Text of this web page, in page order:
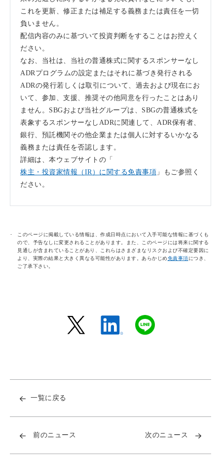
これを更新、修正または補足する義務または責任を一切
負いません。
配信内容のみに基づいて投資判断をすることはお控えく
ださい。
なお、当社は、当社の普通株式に関するスポンサーなし
ADRプログラムの設定またはそれに基づき発行される
ADRの発行若しくは取引について、過去および現在にお
いて、参加、支援、推奨その他同意を行ったことはあり
ません。SBGおよび当社グループは、SBGの普通株式を
表象するスポンサーなしADRに関連して、ADR保有者、
銀行、預託機関その他企業または個人に対するいかなる
義務または責任を否認します。
詳細は、本ウェブサイトの「
株主・投資家情報（IR）に関する免責事項 」もご参照く
ださい。
このページに掲載している情報は、作成日時点において入手可能な情報に基づくも
ので、予告なしに変更されることがあります。また、このページには将来に関する
見通しが含まれていることがあり、これらはさまざまなリスクおよび不確定要因に
より、実際の結果と大きく異なる可能性があります。あらかじめ免責事項につき、
ご了承下さい。
一覧に戻る
前のニュース 次のニュース